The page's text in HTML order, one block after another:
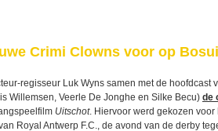
Crimi Clowns voor op
regisseur Luk Wyns samen met de hoofdcast
Willemsen, Veerle De Jonghe en Silke Becu) de
Uitschot. Hiervoor werd gekozen voor
Royal Antwerp F.C., de avond van de derby